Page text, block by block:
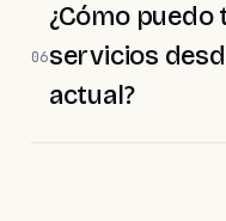
06
¿Cómo
servicios
actual?